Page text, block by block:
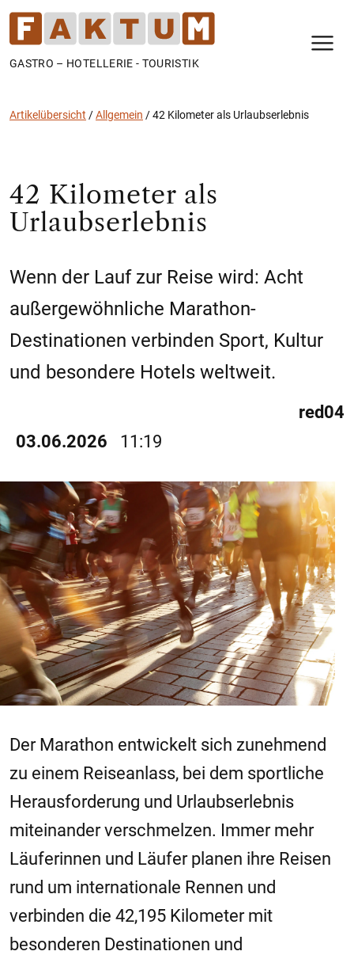
GASTRO – HOTELLERIE - TOURISTIK
Artikelübersicht /Allgemein /42 Kilometer als Urlaubserlebnis
42 Kilometer als
Urlaubserlebnis
Wenn der Lauf zur Reise wird: Acht
außergewöhnliche Marathon-
Destinationen verbinden Sport, Kultur
und besondere Hotels weltweit.
03.06.2026 11:19
red04
© Adobe
Der Marathon entwickelt sich zunehmend
zu einem Reiseanlass, bei dem sportliche
Herausforderung und Urlaubserlebnis
miteinander verschmelzen. Immer mehr
Läuferinnen und Läufer planen ihre Reisen
rund um internationale Rennen und
verbinden die 42,195 Kilometer mit
besonderen Destinationen und